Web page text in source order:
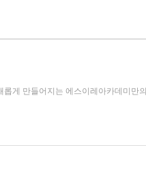
게 만들어지는 에스이레아카데미만